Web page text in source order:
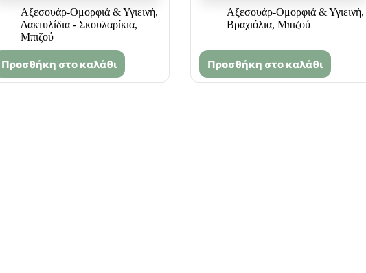
Αξεσουάρ-Ομορφιά & Υγιεινή,
Δακτυλίδια - Σκουλαρίκια,
Μπιζού
Προσθήκη στο καλάθι
Αξεσουάρ-Ομορφιά & Υγιεινή,
Βραχιόλια, Μπιζού
Προσθήκη στο καλάθι